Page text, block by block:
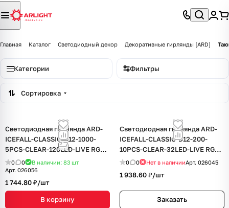
Главная Каталог Светодиодный декор Декоративные гирлянды [ARD]
Категории Фильтры
Сортировка
Светодиодная гирлянда ARD-
ICEFALL-CLASSIC-D12-1000-
5PCS-CLEAR-120LED-LIVE RGB
(230V, 11W) (Ardecoled, IP65)
0 0 В наличии: 83 шт
Арт. 026056
1 744.80 ₽/шт
В корзину
Светодиодная гирлянда ARD-
ICEFALL-CLASSIC-D12-200-
10PCS-CLEAR-32LED-LIVE RGB
(230V, 10.5W) (Ardecoled, IP65)
0 0 Нет в наличииАрт. 026045
1 938.60 ₽/шт
Заказать